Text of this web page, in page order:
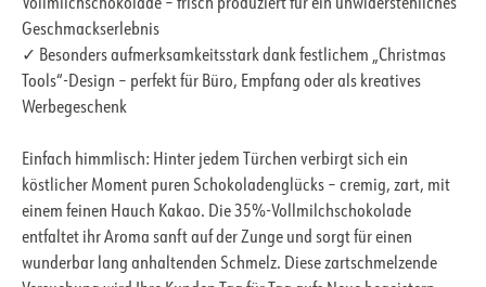
Vollmilchschokolade – frisch produziert für ein unwiderstehliches
Geschmackserlebnis
✓ Besonders aufmerksamkeitsstark dank festlichem „Christmas
Tools“-Design – perfekt für Büro, Empfang oder als kreatives
Werbegeschenk
Einfach himmlisch: Hinter jedem Türchen verbirgt sich ein
köstlicher Moment puren Schokoladenglücks – cremig, zart, mit
einem feinen Hauch Kakao. Die 35%-Vollmilchschokolade
entfaltet ihr Aroma sanft auf der Zunge und sorgt für einen
wunderbar lang anhaltenden Schmelz. Diese zartschmelzende